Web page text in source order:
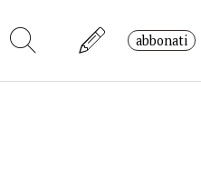
abbonati